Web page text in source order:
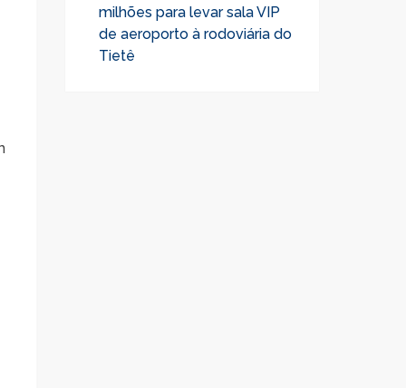
milhões para levar sala VIP
de aeroporto à rodoviária do
Tietê